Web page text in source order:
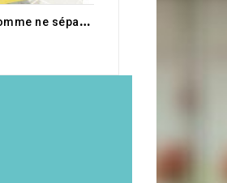
Q
ue l'homme ne sépare pas ce que Dieu a uni